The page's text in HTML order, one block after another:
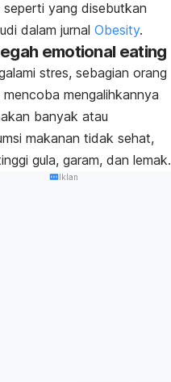
seperti yang disebutkan
dalam jurnal Obesity.
emotional eating
stres, sebagian orang
mencoba mengalihkannya
banyak atau
makanan tidak sehat,
gula, garam, dan lemak.
Iklan